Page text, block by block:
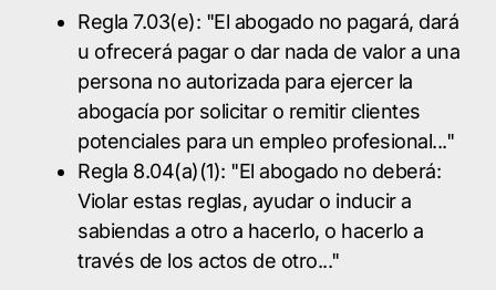
Regla 7.03(e): "El abogado no pagará, dará
u ofrecerá pagar o dar nada de valor a una
persona no autorizada para ejercer la
abogacía por solicitar o remitir clientes
potenciales para un empleo profesional..."
Regla 8.04(a)(1): "El abogado no deberá:
Violar estas reglas, ayudar o inducir a
sabiendas a otro a hacerlo, o hacerlo a
través de los actos de otro..."